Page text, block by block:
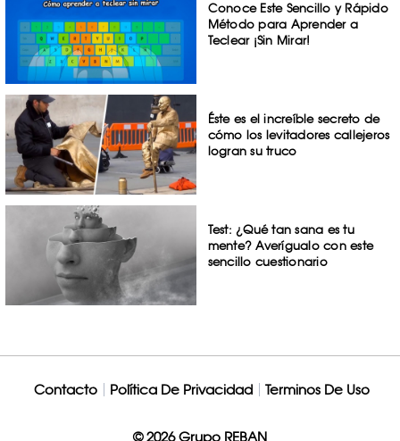
Conoce Este Sencillo y Rápido
Método para Aprender a
Teclear ¡Sin Mirar!
Éste es el increíble secreto de
cómo los levitadores callejeros
logran su truco
Test: ¿Qué tan sana es tu
mente? Averígualo con este
sencillo cuestionario
Contacto Política De Privacidad Terminos De Uso
© 2026 Grupo REBAN